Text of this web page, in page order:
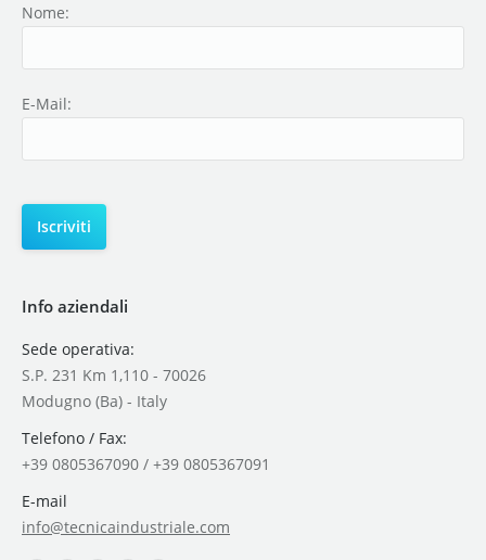
Nome:
E-Mail:
Info aziendali
Sede operativa:
S.P. 231 Km 1,110 - 70026
Modugno (Ba) - Italy
Telefono / Fax:
+39 0805367090 / +39 0805367091
E-mail
info@tecnicaindustriale.com